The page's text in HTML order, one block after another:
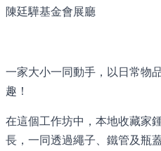
陳廷驊基金會展廳
一家大小一同動手，以日常物
趣！
在這個工作坊中，本地收藏家
長，一同透過繩子、鐵管及瓶